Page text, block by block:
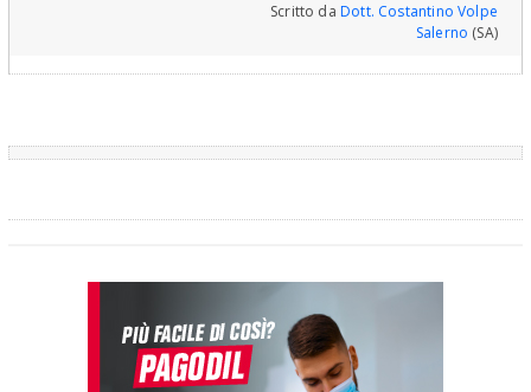
Scritto daDott. Costantino Volpe
Salerno (SA)